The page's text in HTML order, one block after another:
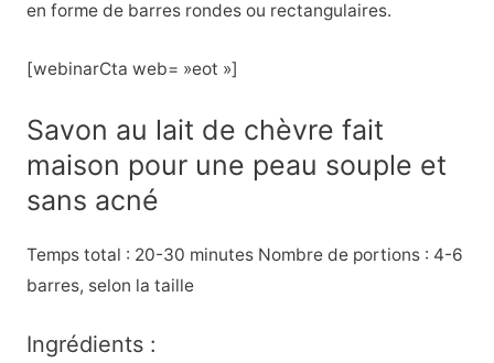
en forme de barres rondes ou rectangulaires.
[webinarCta web= »eot »]
Savon au lait de chèvre fait
maison pour une peau souple et
sans acné
Temps total : 20-30 minutes Nombre de portions : 4-6
barres, selon la taille
Ingrédients :